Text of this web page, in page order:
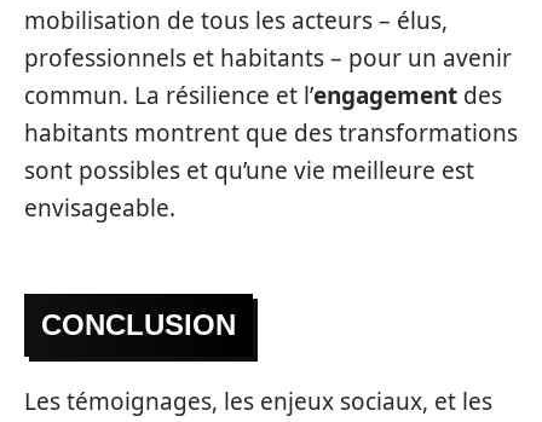
mobilisation de tous les acteurs – élus,
professionnels et habitants – pour un avenir
commun. La résilience et l’engagement des
habitants montrent que des transformations
sont possibles et qu’une vie meilleure est
envisageable.
CONCLUSION
Les témoignages, les enjeux sociaux, et les